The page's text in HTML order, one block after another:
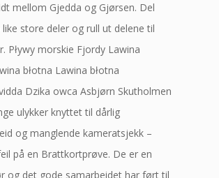
mellom Gjedda og Gjørsen. Del
like store deler og rull ut delene til
Pływy morskie Fjordy Lawina
błotna Lawina błotna
Dzika owca Asbjørn Skutholmen
ulykker knyttet til dårlig
og manglende kameratsjekk –
på en Brattkortprøve. De er en
og det gode samarbeidet har ført til